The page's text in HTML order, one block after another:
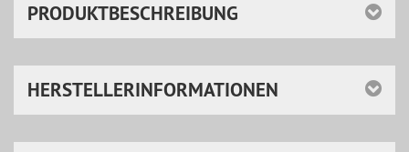
PRODUKTBESCHREIBUNG
HERSTELLERINFORMATIONEN